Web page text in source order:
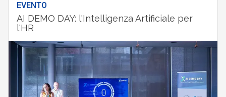
EVENTO
AI DEMO DAY: l'Intelligenza Artificiale per
l'HR